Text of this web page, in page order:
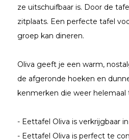
ze uitschuifbaar is. Door de
zitplaats. Een perfecte tafel
groep kan dineren.
Oliva geeft je een warm,
de afgeronde hoeken en
kenmerken die weer helemaal
- Eettafel Oliva is verkrijgbaar
- Eettafel Oliva is perfect te